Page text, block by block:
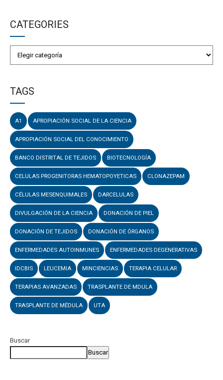
CATEGORIES
TAGS
A1 APROPIACIÓN SOCIAL DE LA CIENCIA
APROPIACIÓN SOCIAL DEL CONOCIMIENTO
BANCO DISTRITAL DE TEJIDOS BIOTECNOLOGÍA
CELULAS PROGENITORAS HEMATOPOYETICAS CLONAZEPAM
CÉLULAS MESENQUIMALES DARCELULAS
DIVULGACIÓN DE LA CIENCIA DONACIÓN DE PIEL
DONACIÓN DE TEJIDOS DONACIÓN DE ÓRGANOS
ENFERMEDADES AUTOINMUNES ENFERMEDADES DEGENERATIVAS
IDCBIS LEUCEMIA MINCIENCIAS TERAPIA CELULAR
TERAPIAS AVANZADAS TRASPLANTE DE MDULA
TRASPLANTE DE MÉDULA UTA
Buscar
Buscar